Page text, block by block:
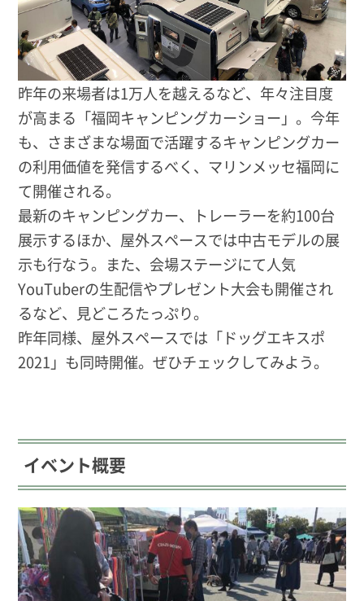
昨年の来場者は1万人を越えるなど、年々注目度
が高まる「福岡キャンピングカーショー」。今年
も、さまざまな場面で活躍するキャンピングカー
の利用価値を発信するべく、マリンメッセ福岡に
て開催される。
最新のキャンピングカー、トレーラーを約100台
展示するほか、屋外スペースでは中古モデルの展
示も行なう。また、会場ステージにて人気
YouTuberの生配信やプレゼント大会も開催され
るなど、見どころたっぷり。
昨年同様、屋外スペースでは「ドッグエキスポ
2021」も同時開催。ぜひチェックしてみよう。
イベント概要